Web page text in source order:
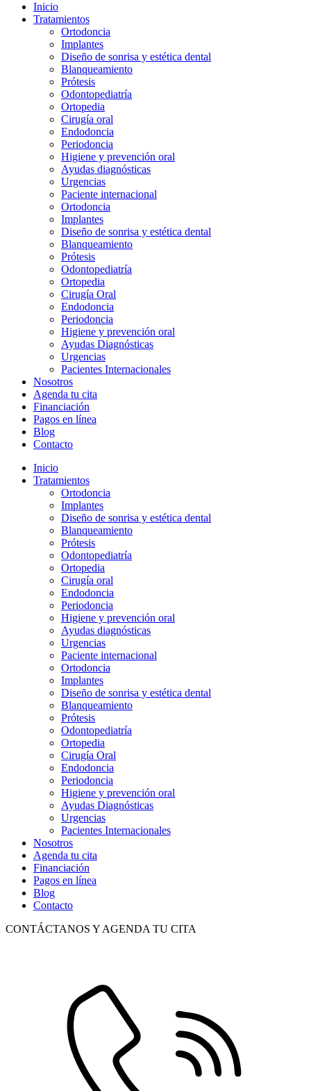
Inicio
Tratamientos
Ortodoncia
Implantes
Diseño de sonrisa y estética dental
Blanqueamiento
Prótesis
Odontopediatría
Ortopedia
Cirugía oral
Endodoncia
Periodoncia
Higiene y prevención oral
Ayudas diagnósticas
Urgencias
Paciente internacional
Ortodoncia
Implantes
Diseño de sonrisa y estética dental
Blanqueamiento
Prótesis
Odontopediatría
Ortopedia
Cirugía Oral
Endodoncia
Periodoncia
Higiene y prevención oral
Ayudas Diagnósticas
Urgencias
Pacientes Internacionales
Nosotros
Agenda tu cita
Financiación
Pagos en línea
Blog
Contacto
Inicio
Tratamientos
Ortodoncia
Implantes
Diseño de sonrisa y estética dental
Blanqueamiento
Prótesis
Odontopediatría
Ortopedia
Cirugía oral
Endodoncia
Periodoncia
Higiene y prevención oral
Ayudas diagnósticas
Urgencias
Paciente internacional
Ortodoncia
Implantes
Diseño de sonrisa y estética dental
Blanqueamiento
Prótesis
Odontopediatría
Ortopedia
Cirugía Oral
Endodoncia
Periodoncia
Higiene y prevención oral
Ayudas Diagnósticas
Urgencias
Pacientes Internacionales
Nosotros
Agenda tu cita
Financiación
Pagos en línea
Blog
Contacto
CONTÁCTANOS Y AGENDA TU CITA